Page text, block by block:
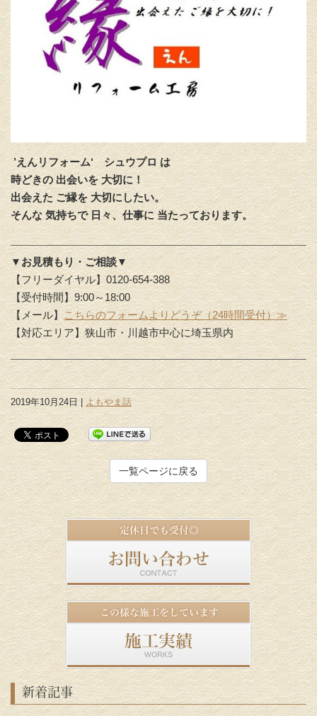
’えんリフォーム‘シュウプロ は
時どきの 出会いを 大切に！
出会えた ご縁を 大切にしたい。
そんな 気持ちで 日々、仕事に 当たっております。
▼お見積もり・ご相談▼
【フリーダイヤル】0120-654-388
【受付時間】9:00～18:00
【メール】
こちらのフォームよりどうぞ（24時間受付）≫
【対応エリア】狭山市・川越市中心に埼玉県内
2019年10月24日 | よもやま話
一覧ページに戻る
新着記事